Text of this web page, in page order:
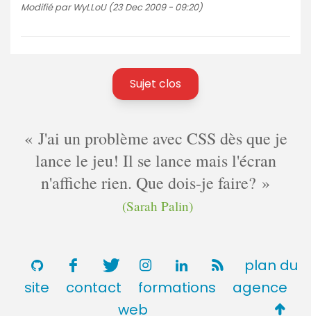
Modifié par WyLLoU (23 Dec 2009 - 09:20)
Sujet clos
J'ai un problème avec CSS dès que je
lance le jeu! Il se lance mais l'écran
n'affiche rien. Que dois-je faire?
(Sarah Palin)
plan du
site
contact formations
agence
web